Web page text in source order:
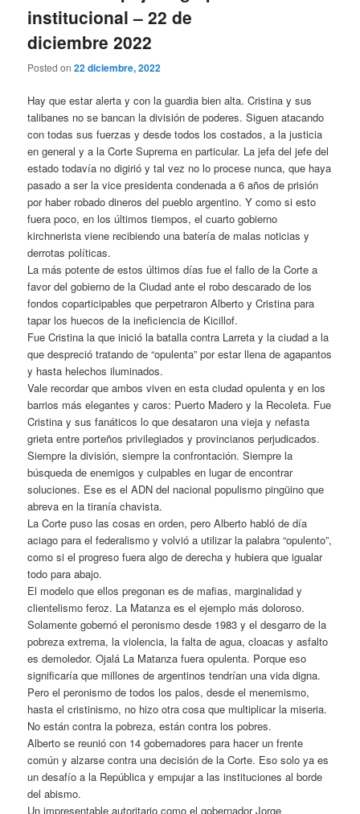
institucional – 22 de
diciembre 2022
Posted on22 diciembre, 2022
Hay que estar alerta y con la guardia bien alta. Cristina y sus
talibanes no se bancan la división de poderes. Siguen atacando
con todas sus fuerzas y desde todos los costados, a la justicia
en general y a la Corte Suprema en particular. La jefa del jefe del
estado todavía no digirió y tal vez no lo procese nunca, que haya
pasado a ser la vice presidenta condenada a 6 años de prisión
por haber robado dineros del pueblo argentino. Y como si esto
fuera poco, en los últimos tiempos, el cuarto gobierno
kirchnerista viene recibiendo una batería de malas noticias y
derrotas políticas.
La más potente de estos últimos días fue el fallo de la Corte a
favor del gobierno de la Ciudad ante el robo descarado de los
fondos coparticipables que perpetraron Alberto y Cristina para
tapar los huecos de la ineficiencia de Kicillof.
Fue Cristina la que inició la batalla contra Larreta y la ciudad a la
que despreció tratando de “opulenta” por estar llena de agapantos
y hasta helechos iluminados.
Vale recordar que ambos viven en esta ciudad opulenta y en los
barrios más elegantes y caros: Puerto Madero y la Recoleta. Fue
Cristina y sus fanáticos lo que desataron una vieja y nefasta
grieta entre porteños privilegiados y provincianos perjudicados.
Siempre la división, siempre la confrontación. Siempre la
búsqueda de enemigos y culpables en lugar de encontrar
soluciones. Ese es el ADN del nacional populismo pingüino que
abreva en la tiranía chavista.
La Corte puso las cosas en orden, pero Alberto habló de día
aciago para el federalismo y volvió a utilizar la palabra “opulento”,
como si el progreso fuera algo de derecha y hubiera que igualar
todo para abajo.
El modelo que ellos pregonan es de mafias, marginalidad y
clientelismo feroz. La Matanza es el ejemplo más doloroso.
Solamente gobernó el peronismo desde 1983 y el desgarro de la
pobreza extrema, la violencia, la falta de agua, cloacas y asfalto
es demoledor. Ojalá La Matanza fuera opulenta. Porque eso
significaría que millones de argentinos tendrían una vida digna.
Pero el peronismo de todos los palos, desde el menemismo,
hasta el cristinismo, no hizo otra cosa que multiplicar la miseria.
No están contra la pobreza, están contra los pobres.
Alberto se reunió con 14 gobernadores para hacer un frente
común y alzarse contra una decisión de la Corte. Eso solo ya es
un desafío a la República y empujar a las instituciones al borde
del abismo.
Un impresentable autoritario como el gobernador Jorge